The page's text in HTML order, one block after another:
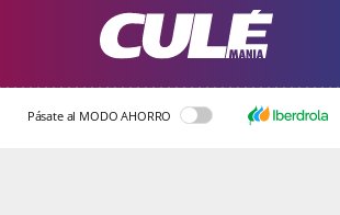
Pásate al MODO AHORRO